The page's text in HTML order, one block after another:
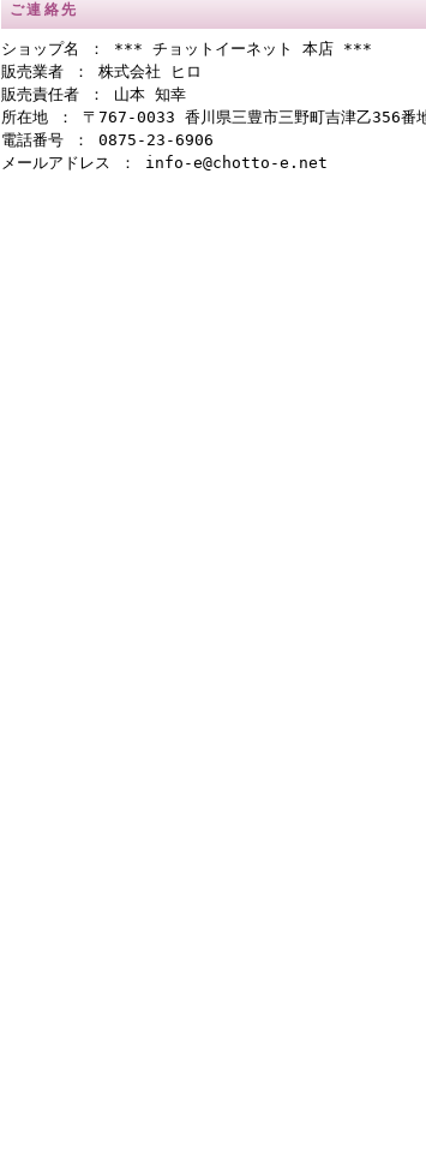
ご連絡先
ショップ名 ： *** チョットイーネット 本店 ***
販売業者 ： 株式会社 ヒロ
販売責任者 ： 山本 知幸
所在地 ： 〒767-0033 香川県三豊市三野町吉津乙356番
電話番号 ： 0875-23-6906
メールアドレス ： info-e@chotto-e.net